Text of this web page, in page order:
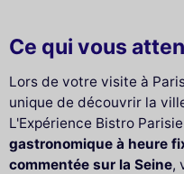
Ce qui vous
Lors de votre visite à
unique de découvrir la
L'Expérience Bistro
gastronomique à heure
commentée sur la Seine,